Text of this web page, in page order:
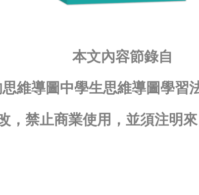
本文內容節錄自
思維導圖中學生思維導圖學習
，禁止商業使用，並須注明